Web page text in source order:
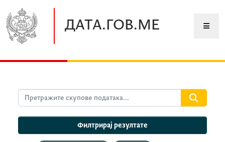
ДАТА.ГОВ.МЕ
Филтрирај резултате